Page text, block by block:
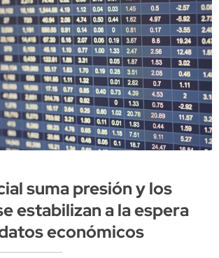
suma presión y los
estabilizan a la espera
económicos